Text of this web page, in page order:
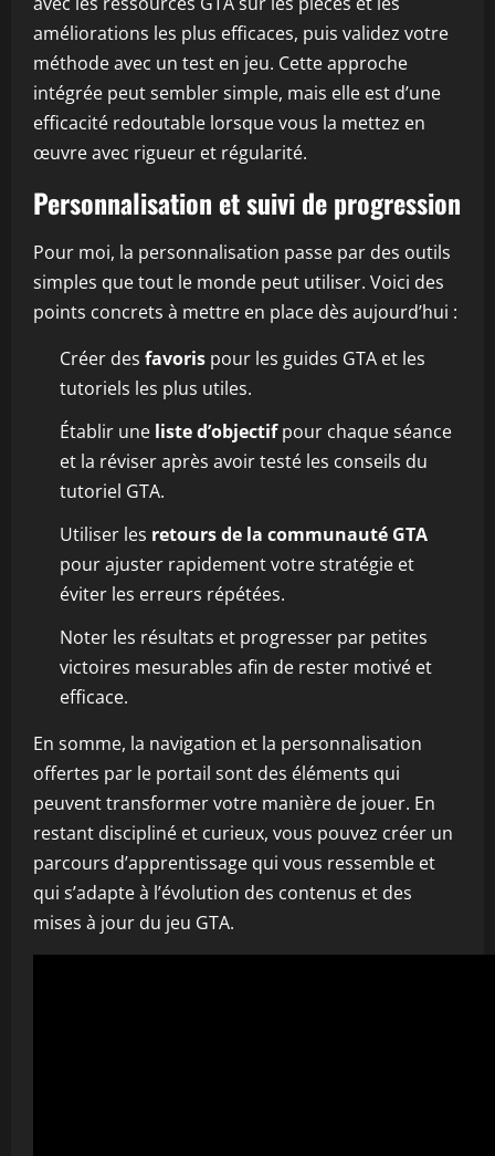
améliorations les plus efficaces, puis validez votre
méthode avec un test en jeu. Cette approche
intégrée peut sembler simple, mais elle est d’une
efficacité redoutable lorsque vous la mettez en
œuvre avec rigueur et régularité.
Personnalisation et suivi de progression
Pour moi, la personnalisation passe par des outils
simples que tout le monde peut utiliser. Voici des
points concrets à mettre en place dès aujourd’hui :
Créer des favoris pour les guides GTA et les
tutoriels les plus utiles.
Établir une liste d’objectifpour chaque séance
et la réviser après avoir testé les conseils du
tutoriel GTA.
Utiliser les retours de la communauté GTA
pour ajuster rapidement votre stratégie et
éviter les erreurs répétées.
Noter les résultats et progresser par petites
victoires mesurables afin de rester motivé et
efficace.
En somme, la navigation et la personnalisation
offertes par le portail sont des éléments qui
peuvent transformer votre manière de jouer. En
restant discipliné et curieux, vous pouvez créer un
parcours d’apprentissage qui vous ressemble et
qui s’adapte à l’évolution des contenus et des
mises à jour du jeu GTA.